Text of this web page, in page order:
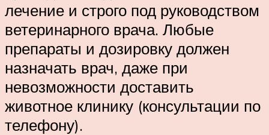
лечение и строго под руководством
ветеринарного врача. Любые
препараты и дозировку должен
назначать врач, даже при
невозможности доставить
животное клинику (консультации по
телефону).